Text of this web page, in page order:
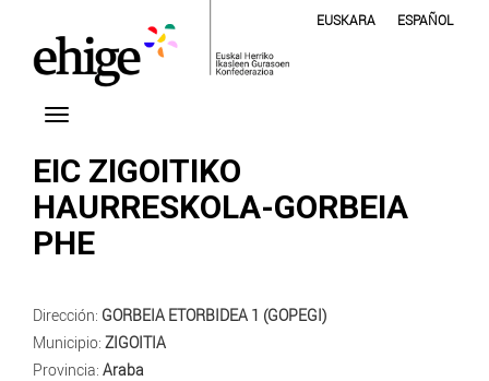
EUSKARA ESPAÑOL
EIC ZIGOITIKO
HAURRESKOLA-GORBEIA
PHE
Dirección: GORBEIA ETORBIDEA 1 (GOPEGI)
Municipio: ZIGOITIA
Provincia: Araba